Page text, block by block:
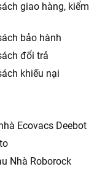
giao hàng, kiểm
bảo hành
đổi trả
khiếu nại
Ecovacs Deebot
Nhà Roborock